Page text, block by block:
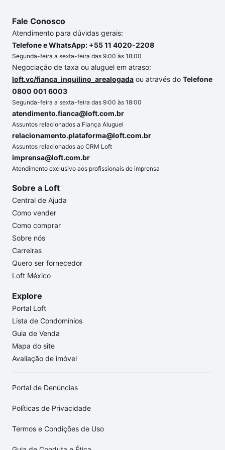
Fale Conosco
Atendimento para dúvidas gerais:
Telefone e WhatsApp: +55 11 4020-2208
Segunda-feira a sexta-feira das 9:00 às 18:00
Negociação de taxa ou aluguel em atraso:
loft.vc/fianca_inquilino_arealogada ou através do Telefone
0800 001 6003
Segunda-feira a sexta-feira das 9:00 às 18:00
atendimento.fianca@loft.com.br
Assuntos relacionados a Fiança Aluguel
relacionamento.plataforma@loft.com.br
Assuntos relacionados ao CRM Loft
imprensa@loft.com.br
Atendimento exclusivo aos profissionais de imprensa
Sobre a Loft
Central de Ajuda
Como vender
Como comprar
Sobre nós
Carreiras
Quero ser fornecedor
Loft México
Explore
Portal Loft
Lista de Condomínios
Guia de Venda
Mapa do site
Avaliação de imóvel
Portal de Denúncias
Políticas de Privacidade
Termos e Condições de Uso